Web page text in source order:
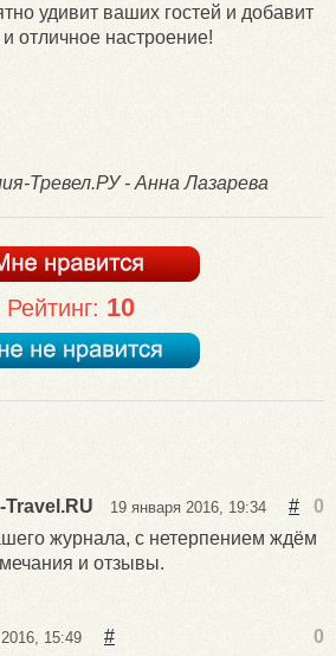
удивит ваших гостей и добавит
отличное настроение!
Тревел.РУ - Анна Лазарева
Рейтинг: 10
19 января 2016, 19:34 #
0
журнала, с нетерпением ждём
и отзывы.
15:49 #
0